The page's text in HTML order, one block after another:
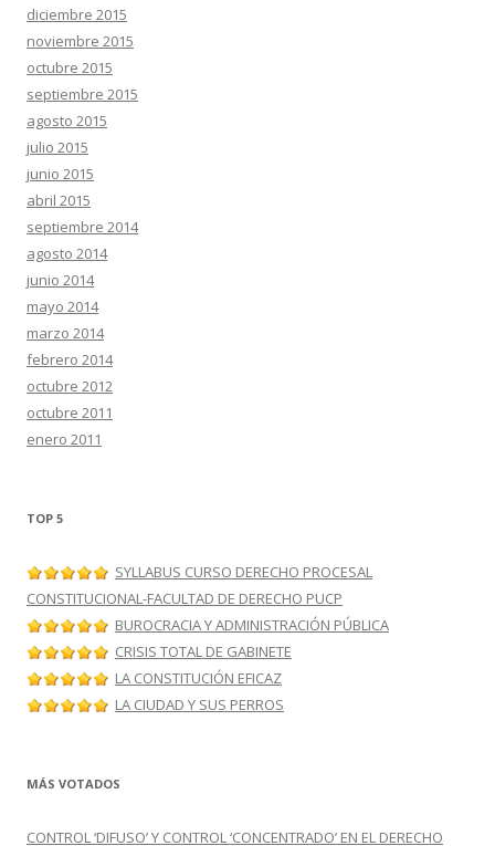
diciembre 2015
noviembre 2015
octubre 2015
septiembre 2015
agosto 2015
julio 2015
junio 2015
abril 2015
septiembre 2014
agosto 2014
junio 2014
mayo 2014
marzo 2014
febrero 2014
octubre 2012
octubre 2011
enero 2011
TOP 5
SYLLABUS CURSO DERECHO PROCESAL
CONSTITUCIONAL-FACULTAD DE DERECHO PUCP
BUROCRACIA Y ADMINISTRACIÓN PÚBLICA
CRISIS TOTAL DE GABINETE
LA CONSTITUCIÓN EFICAZ
LA CIUDAD Y SUS PERROS
MÁS VOTADOS
CONTROL ‘DIFUSO’ Y CONTROL ‘CONCENTRADO’ EN EL DERECHO